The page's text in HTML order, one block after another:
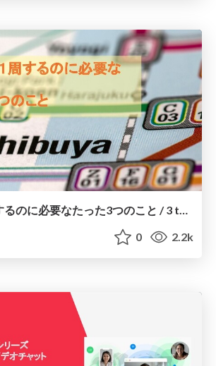
山手線を１周するのに必要なたった3つのこと / 3 things for yamanote line
0 2.2k